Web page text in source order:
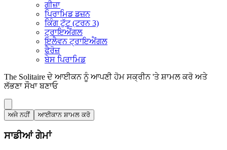
ਗੀਜ਼ਾ
ਪਿਰਾਮਿਡ ਡਜ਼ਨ
ਕਿੰਗ ਟੁੱਟ (ਟਰਨ 3)
ਟ੍ਰਾਇਐਂਗਲ
ਇਲੈਵਨ ਟ੍ਰਾਇਐਂਗਲ
ਫੈਰੋਜ਼
ਬੇਸ ਪਿਰਾਮਿਡ
The Solitaire ਦੇ ਆਈਕਨ ਨੂੰ ਆਪਣੀ ਹੋਮ ਸਕ੍ਰੀਨ 'ਤੇ ਸ਼ਾਮਲ ਕਰੋ ਅਤੇ
ਲੱਭਣਾ ਸੌਖਾ ਬਣਾਓ
ਅਜੇ ਨਹੀਂ ਆਈਕਾਨ ਸ਼ਾਮਲ ਕਰੋ
ਸਾਡੀਆਂ ਗੇਮਾਂ